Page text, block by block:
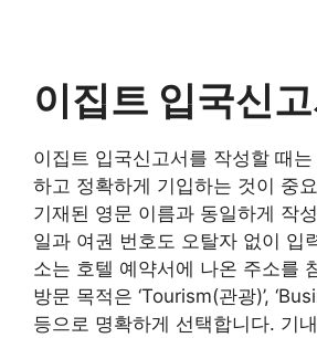
이집트 입국신
이집트 입국신고서를 작성할 때
하고 정확하게 기입하는 것이 중
기재된 영문 이름과 동일하게 작
일과 여권 번호도 오탈자 없이 입
소는 호텔 예약서에 나온 주소를
방문 목적은 ‘Tourism(관광)’,
등으로 명확하게 선택합니다. 기